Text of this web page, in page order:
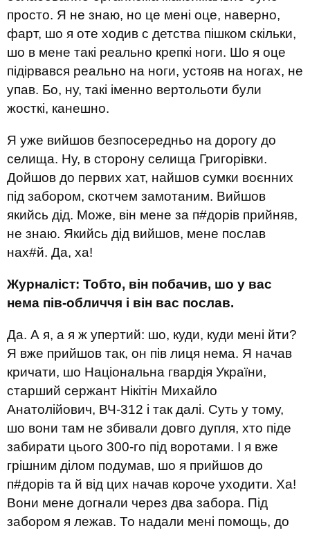
просто. Я не знаю, но це мені оце, наверно,
фарт, шо я оте ходив с детства пішком скільки,
шо в мене такі реально крепкі ноги. Шо я оце
підірвався реально на ноги, устояв на ногах, не
упав. Бо, ну, такі іменно вертольоти були
жосткі, канешно.
Я уже вийшов безпосередньо на дорогу до
селища. Ну, в сторону селища Григорівки.
Дойшов до первих хат, найшов сумки воєнних
під забором, скотчем замотаним. Вийшов
якийсь дід. Може, він мене за п#дорів прийняв,
не знаю. Якийсь дід вийшов, мене послав
нах#й. Да, ха!
Журналіст: Тобто, він побачив, шо у вас
нема пів-обличчя і він вас послав.
Да. А я, а я ж упертий: шо, куди, куди мені йти?
Я вже прийшов так, он пів лиця нема. Я начав
кричати, шо Національна гвардія України,
старший сержант Нікітін Михайло
Анатолійович, ВЧ-312 і так далі. Суть у тому,
шо вони там не збивали довго дупля, хто піде
забирати цього 300-го під воротами. І я вже
грішним ділом подумав, шо я прийшов до
п#дорів та й від цих начав короче уходити. Ха!
Вони мене догнали через два забора. Під
забором я лежав. То надали мені помощь, до